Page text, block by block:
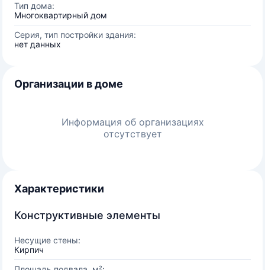
Тип дома:
Многоквартирный дом
Серия, тип постройки здания:
нет данных
Организации в доме
Информация об организациях
отсутствует
Характеристики
Конструктивные элементы
Несущие стены:
Кирпич